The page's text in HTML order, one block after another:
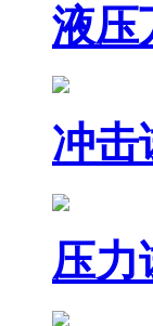
液压
冲击
压力